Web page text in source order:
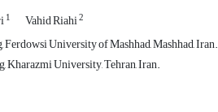
1 Vahid Riahi2
University of Mashhad, Mashhad, Iran.
Kharazmi University, Tehran, Iran.